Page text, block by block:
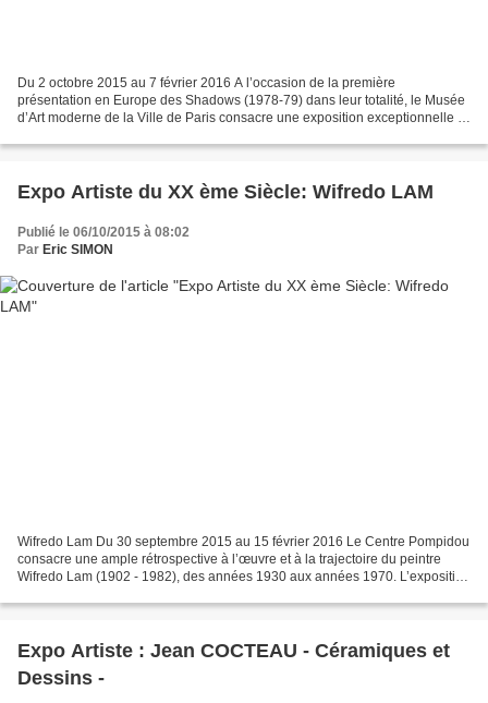
Du 2 octobre 2015 au 7 février 2016 A l’occasion de la première
présentation en Europe des Shadows (1978-79) dans leur totalité, le Musée
d’Art moderne de la Ville de Paris consacre une exposition exceptionnelle à
Expo Artiste du XX ème Siècle: Wifredo LAM
Publié le 06/10/2015 à 08:02
Par Eric SIMON
Wifredo Lam Du 30 septembre 2015 au 15 février 2016 Le Centre Pompidou
consacre une ample rétrospective à l’œuvre et à la trajectoire du peintre
Wifredo Lam (1902 - 1982), des années 1930 aux années 1970. L’exposition
Expo Artiste : Jean COCTEAU - Céramiques et
Dessins -